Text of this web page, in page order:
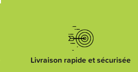
Livraison rapide et sécurisée